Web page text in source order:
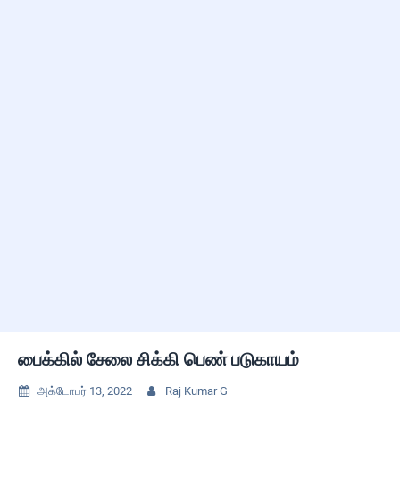
பைக்கில் சேலை சிக்கி பெண் படுகாயம்
 அக்டோபர் 13, 2022  Raj Kumar G